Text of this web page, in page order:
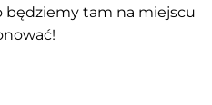
tam na miejscu